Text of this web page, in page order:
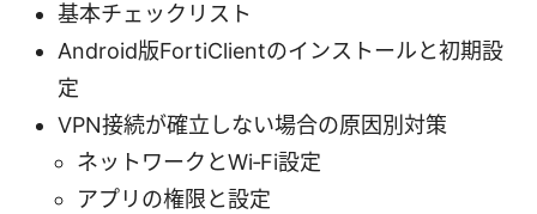
基本チェックリスト
Android版FortiClientのインストールと初期設
定
VPN接続が確立しない場合の原因別対策
ネットワークとWi‑Fi設定
アプリの権限と設定